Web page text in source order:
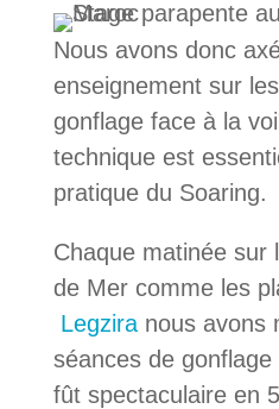
Nous avons donc
enseignement sur
gonflage face à la
technique est
pratique du Soaring.
Chaque matinée sur
de Mer comme les
Legziranous avons
séances de
fût spectaculaire en